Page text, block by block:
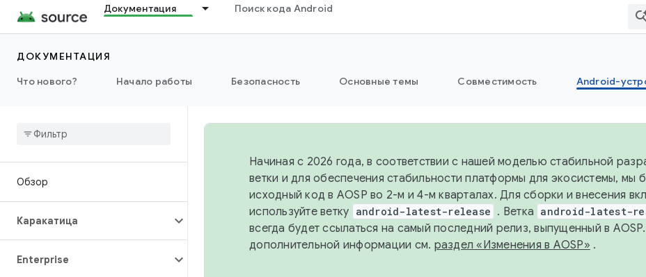
Документация Поиск кода Android
ДОКУМЕНТАЦИЯ
Что нового?
Начало работы Безопасность Основные темы Совместимость Android-
Обзор
Каракатица
Enterprise
Начиная с 2026 года, в соответствии с нашей моделью стабильной
ветки и для обеспечения стабильности платформы для экосистемы, мы
исходный код в AOSP во 2-м и 4-м кварталах. Для сборки и внесения
используйте ветку android-latest-release . Ветка android-latest-
всегда будет ссылаться на самый последний релиз, выпущенный в
дополнительной информации см. раздел «Изменения в AOSP» .